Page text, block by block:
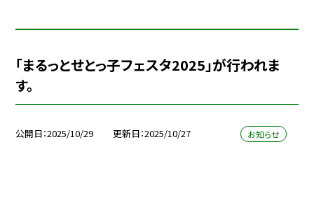
「まるっとせとっ子フェスタ2025」が行われま
す。
公開日 2025/10/29 更新日 2025/10/27 お知らせ